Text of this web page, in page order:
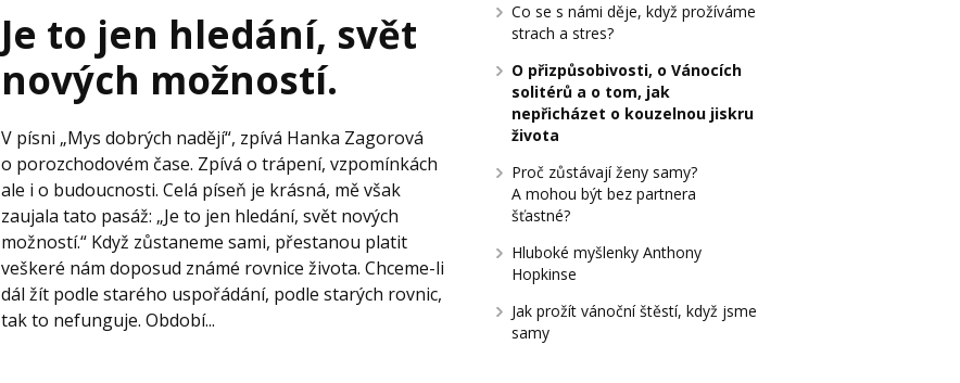
Je to jen hledání, svět
nových možností.
V písni „Mys dobrých nadějí“, zpívá Hanka Zagorová
o porozchodovém čase. Zpívá o trápení, vzpomínkách
ale i o budoucnosti. Celá píseň je krásná, mě však
zaujala tato pasáž: „Je to jen hledání, svět nových
možností.“ Když zůstaneme sami, přestanou platit
veškeré nám doposud známé rovnice života. Chceme-li
dál žít podle starého uspořádání, podle starých rovnic,
tak to nefunguje. Období...
Co se s námi děje, když prožíváme
strach a stres?
O přizpůsobivosti, o Vánocích
solitérů a o tom, jak
nepřicházet o kouzelnou jiskru
života
Proč zůstávají ženy samy?
A mohou být bez partnera
šťastné?
Hluboké myšlenky Anthony
Hopkinse
Jak prožít vánoční štěstí, když jsme
samy